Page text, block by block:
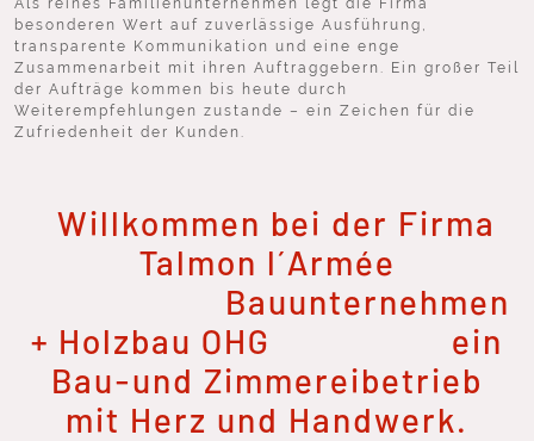
besonderen Wert auf zuverlässige Ausführung,
transparente Kommunikation und eine enge
Zusammenarbeit mit ihren Auftraggebern. Ein großer Teil
der Aufträge kommen bis heute durch
Weiterempfehlungen zustande – ein Zeichen für die
Zufriedenheit der Kunden.
Willkommen bei der Firma
Talmon l´Armée
Bauunternehmen
+ Holzbau OHG ein
Bau-und Zimmereibetrieb
mit Herz und Handwerk.